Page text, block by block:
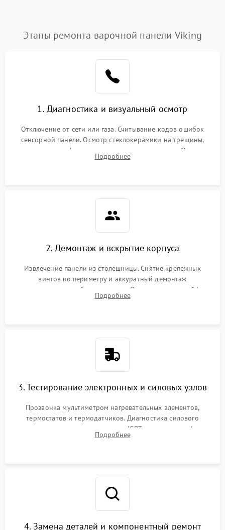
Этапы ремонта варочной панели Viking
1. Диагностика и визуальный осмотр
Отключение от сети или газа. Считывание кодов ошибок
сенсорной панели. Осмотр стеклокерамики на трещины,
проверка конфорок на равномерность нагрева. Опрос
клиента о симптомах (не включается, не видит посуду,
Подробнее
2. Демонтаж и вскрытие корпуса
Извлечение панели из столешницы. Снятие крепежных
винтов по периметру и аккуратный демонтаж
стеклокерамической поверхности. Отсоединение шлейфов
сенсорного блока для доступа к силовым платам, катушкам
Подробнее
3. Тестирование электронных и силовых узлов
Прозвонка мультиметром нагревательных элементов,
термостатов и термодатчиков. Диагностика силового
модуля, реле, диодных мостов и IGBT-транзисторов (для
индукции). Проверка кранов и газ-контроля (для газовых
Подробнее
4. Замена деталей и компонентный ремонт